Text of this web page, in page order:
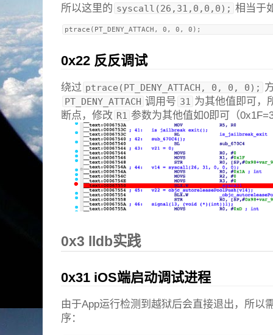
所以这里的 syscall(26,31,0,0,0); 相当于
0x22 反反调试
绕过 ptrace(PT_DENY_ATTACH, 0, 0, 0);
PT_DENY_ATTACH 调用号 31 为其他值即可，
断点，修改 R1 参数为其他值如0即可（
0x3 lldb实践
0x31 iOS端启动调试进程
由于App运行检测到越狱后会直接退出，所以
序：